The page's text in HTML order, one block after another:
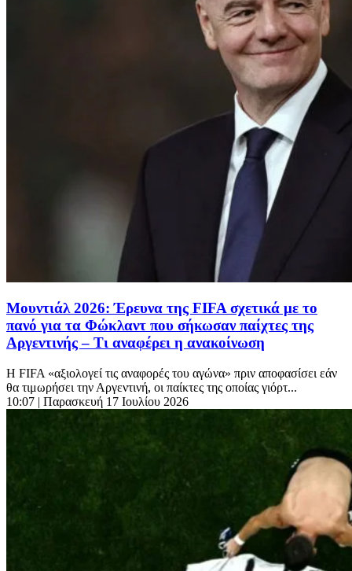
Μουντιάλ 2026: Έρευνα της FIFA σχετικά με το
πανό για τα Φώκλαντ που σήκωσαν παίχτες της
Αργεντινής – Τι αναφέρει η ανακοίνωση
Η FIFA «αξιολογεί τις αναφορές του αγώνα» πριν αποφασίσει εάν
θα τιμωρήσει την Αργεντινή, οι παίκτες της οποίας γιόρτ...
10:07 | Παρασκευή 17 Ιουλίου 2026